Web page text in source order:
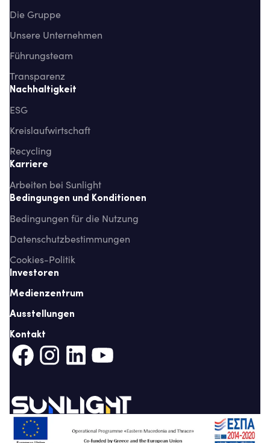
Die Gruppe
Unsere Unternehmen
Führungsteam
Transparenz
Nachhaltigkeit
ESG
Kreislaufwirtschaft
Recycling
Karriere
Arbeiten bei Sunlight
Bedingungen und Konditionen
Bedingungen für die Nutzung
Datenschutzbestimmungen
Cookies-Politik
Investoren
Medienzentrum
Ausstellungen
Kontakt
Auf Facebook teilen (Es öffnet sich eine neue Registerkarte)
Auf Instagram teilen (Es öffnet sich eine neue
Auf LinkedIn teilen (Es öffnet sich eine neue
Auf YouTube teilen (Es öffnet sich eine